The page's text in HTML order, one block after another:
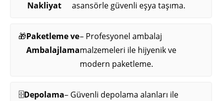
Nakliyat
asansörle güvenli eşya taşıma.
🎁Paketleme ve
Ambalajlama
– Profesyonel ambalaj
malzemeleri ile hijyenik ve
modern paketleme.
🗄️Depolama– Güvenli depolama alanları ile